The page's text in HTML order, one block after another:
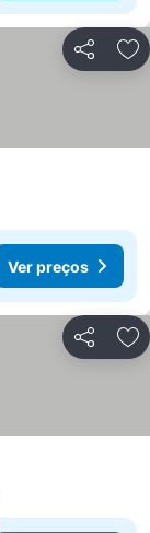
Partilhar
Ver preços
Partilhar